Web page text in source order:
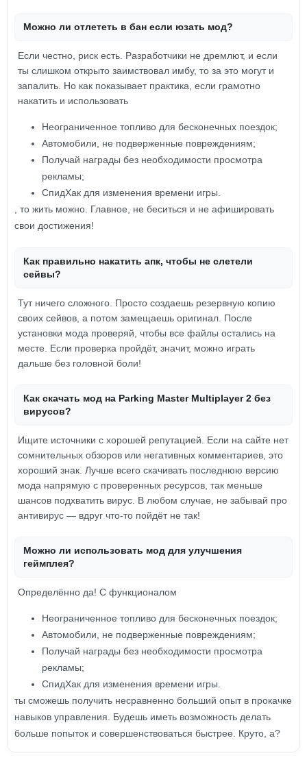
Можно ли отлететь в бан если юзать мод?
Если честно, риск есть. Разработчики не дремлют, и если
ты слишком открыто заимствовал имбу, то за это могут и
запалить. Но как показывает практика, если грамотно
накатить и использовать
Неограниченное топливо для бесконечных поездок;
Автомобили, не подверженные повреждениям;
Получай награды без необходимости просмотра
рекламы;
СпидХак для изменения времени игры.
, то жить можно. Главное, не беситься и не афишировать
свои достижения!
Как правильно накатить апк, чтобы не слетели
сейвы?
Тут ничего сложного. Просто создаешь резервную копию
своих сейвов, а потом замещаешь оригинал. После
установки мода проверяй, чтобы все файлы остались на
месте. Если проверка пройдёт, значит, можно играть
дальше без головной боли!
Как скачать мод на Parking Master Multiplayer 2 без
вирусов?
Ищите источники с хорошей репутацией. Если на сайте нет
сомнительных обзоров или негативных комментариев, это
хороший знак. Лучше всего скачивать последнюю версию
мода напрямую с проверенных ресурсов, так меньше
шансов подхватить вирус. В любом случае, не забывай про
антивирус — вдруг что-то пойдёт не так!
Можно ли использовать мод для улучшения
геймплея?
Определённо да! С функционалом
Неограниченное топливо для бесконечных поездок;
Автомобили, не подверженные повреждениям;
Получай награды без необходимости просмотра
рекламы;
СпидХак для изменения времени игры.
ты сможешь получить несравненно больший опыт в прокачке
навыков управления. Будешь иметь возможность делать
больше попыток и совершенствоваться быстрее. Круто, а?